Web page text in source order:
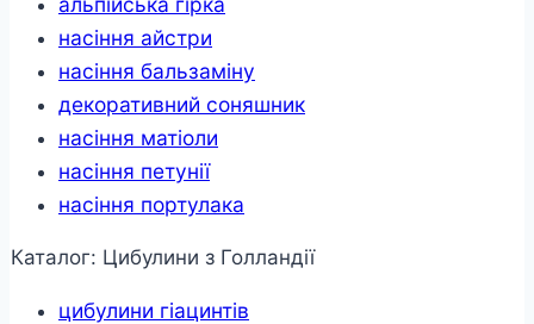
насіння айстри
насіння бальзаміну
декоративний соняшник
насіння матіоли
насіння петунії
насіння портулака
Каталог: Цибулини з Голландії
цибулини гіацинтів